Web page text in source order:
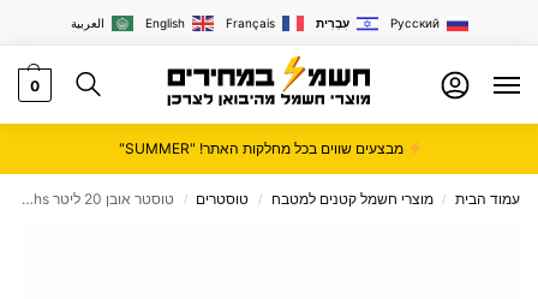
العربية English Français עִבְרִית Русский
0
מבצעים שווים בכל מחלקות האתר! "SUMMER"
עמוד הבית / מוצרי חשמל קטנים למטבח / טוסטרים / טוסטר אובן 20 ליטר Sachs דגם EF-1020